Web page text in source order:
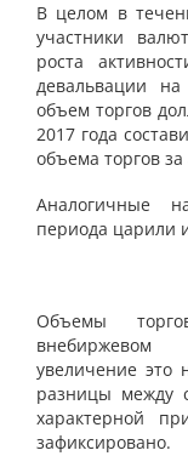
В целом в
участники
роста
девальвации
объем торгов
2017 года
объема торгов
Аналогичные
периода царили
Объемы
внебиржевом
увеличение это
разницы между
характерной
зафиксировано.